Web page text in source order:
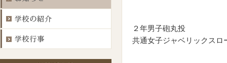
２年男子砲丸投
共通女子ジャベリックス